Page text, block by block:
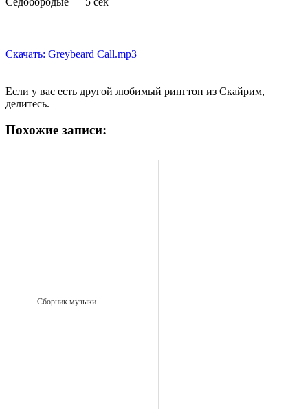
Скачать: Greybeard Call.mp3
Если у вас есть другой любимый рингтон из Скайрим,
делитесь.
Похожие записи:
Сборник музыки